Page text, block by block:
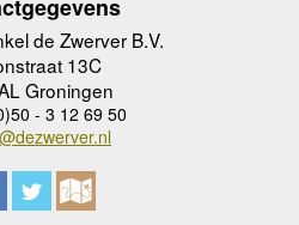
de Zwerver B.V.
13C
Groningen
- 3 12 69 50